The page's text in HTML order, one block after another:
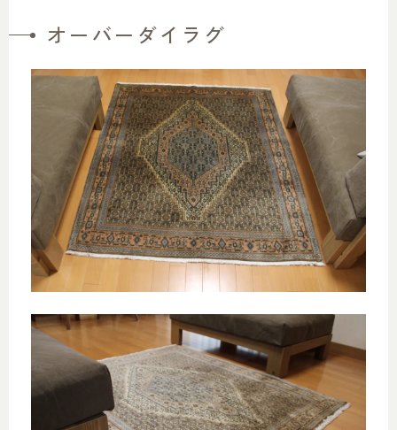
オーバーダイラグ